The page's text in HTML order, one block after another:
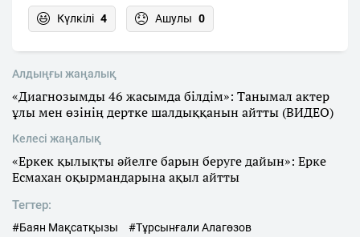
Күлкілі 4 Ашулы 0
Алдыңғы жаңалық
«Диагнозымды 46 жасымда білдім»: Танымал актер
ұлы мен өзінің дертке шалдыққанын айтты (ВИДЕО)
Келесі жаңалық
«Еркек қылықты әйелге барын беруге дайын»: Ерке
Есмахан оқырмандарына ақыл айтты
Тегтер:
#Баян Мақсатқызы #Тұрсынғали Алагөзов